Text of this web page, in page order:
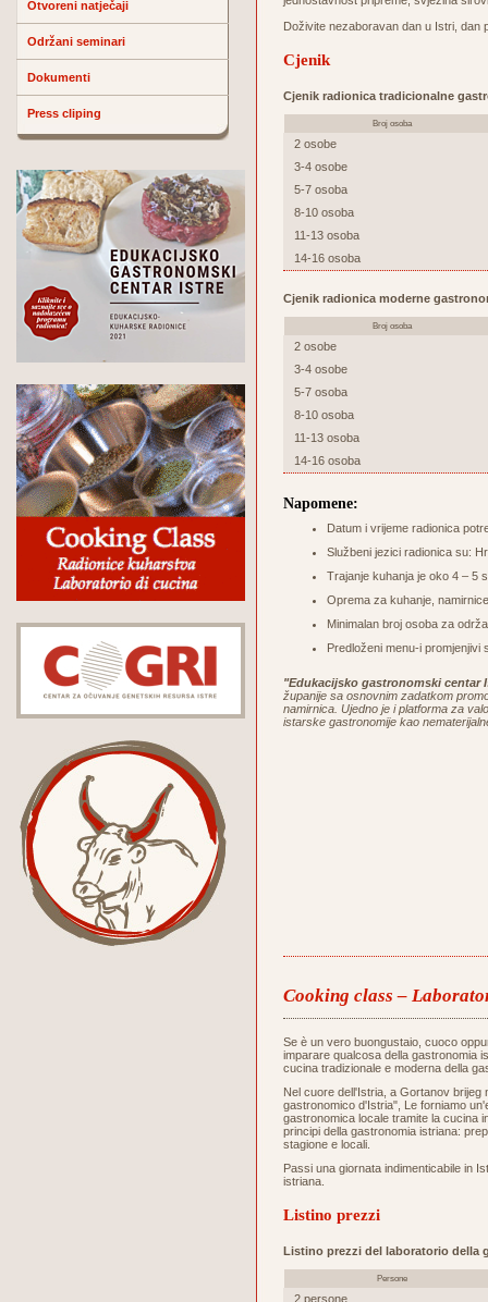
Otvoreni natječaji
Održani seminari
Dokumenti
Press cliping
Doživite nezaboravan dan u Istri, dan
Cjenik
Cjenik radionica tradicionalne
Broj osoba
2 osobe
3-4 osobe
5-7 osoba
8-10 osoba
11-13 osoba
14-16 osoba
Cjenik radionica moderne
Broj osoba
2 osobe
3-4 osobe
5-7 osoba
8-10 osoba
11-13 osoba
14-16 osoba
Napomene:
Datum i vrijeme radionica
Službeni jezici radionica su:
Trajanje kuhanja je oko 4 – 5
Oprema za kuhanje,
Minimalan broj osoba za
Predloženi menu-i promjenjivi
"Edukacijsko gastronomski centar
županije sa osnovnim zadatkom
namirnica. Ujedno je i platforma za
istarske gastronomije kao
Cooking class –
Se è un vero buongustaio, cuoco
imparare qualcosa della gastronomia
cucina tradizionale e moderna della
Nel cuore dell'Istria, a Gortanov
gastronomico d'Istria", Le forniamo
gastronomica locale tramite la cucina
principi della gastronomia istriana:
stagione e locali.
Passi una giornata indimenticabile in
istriana.
Listino prezzi
Listino prezzi del laboratorio della
Persone
2 persone